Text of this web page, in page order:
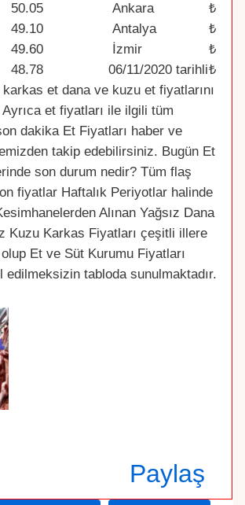
50.05 ₺
Ankara
49.10 ₺
Antalya
49.60 ₺
İzmir
48.78 ₺
06/11/2020tarihli
et dana ve kuzu et fiyatlarını
et fiyatları ile ilgili tüm
dakika Et Fiyatları haber ve
takip edebilirsiniz. Bugün Et
son durum nedir? Tüm flaş
fiyatlar Haftalık Periyotlar halinde
Alınan Yağsız Dana
Kuzu Karkas Fiyatları çeşitli illere
Et ve Süt Kurumu Fiyatları
edilmeksizin tabloda sunulmaktadır.
Paylaş